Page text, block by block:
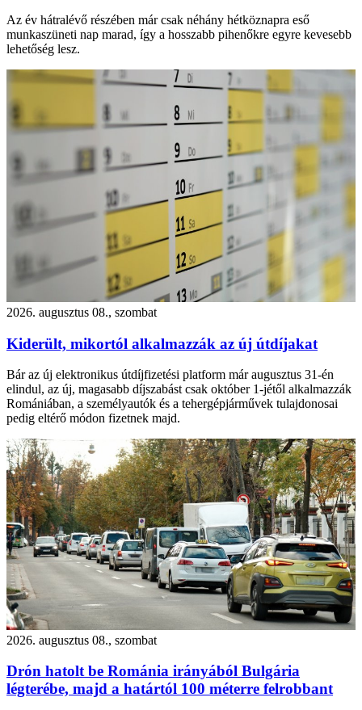
Az év hátralévő részében már csak néhány hétköznapra eső
munkaszüneti nap marad, így a hosszabb pihenőkre egyre kevesebb
lehetőség lesz.
2026. augusztus 08., szombat
Kiderült, mikortól alkalmazzák az új útdíjakat
Bár az új elektronikus útdíjfizetési platform már augusztus 31-én
elindul, az új, magasabb díjszabást csak október 1-jétől alkalmazzák
Romániában, a személyautók és a tehergépjárművek tulajdonosai
pedig eltérő módon fizetnek majd.
2026. augusztus 08., szombat
Drón hatolt be Románia irányából Bulgária
légterébe, majd a határtól 100 méterre felrobbant